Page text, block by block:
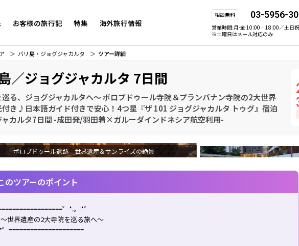
お客様の旅行記 特集 海外旅行情報
相談無料 03-5956-
営業時間:月-金 10:00‐18:00／土日
※土曜日はメール対応のみ
バリ島・ジョグジャカルタ ツアー詳細
／ジョグジャカルタ 7日間
る、ジョグジャカルタへ～ ボロブドゥール寺院＆プランバナン寺院の2大世界
き♪日本語ガイド付きで安心！4つ星『ザ 101 ジョグジャカルタ トゥグ』宿泊
ャカルタ7日間 -成田発/羽田着×ガルーダインドネシア航空利用-
ボロブドゥール遺跡 世界遺産＆サンライズの絶景
のツアーのポイント
゜*.。.*゜
界遺産の2大寺院を巡る旅へ～
=====================